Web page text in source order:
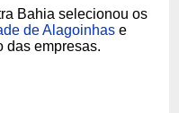
Bahia selecionou os
de Alagoinhas e
das empresas.